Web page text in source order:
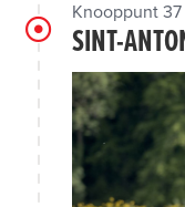
Knooppunt 37
SINT-